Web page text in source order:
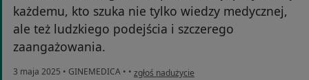
każdemu, kto szuka nie tylko wiedzy medycznej,
ale też ludzkiego podejścia i szczerego
zaangażowania.
3 maja 2025 • GINEMEDICA • • w opinii użytkownika Sylwia Wachol
zgłoś nadużycie